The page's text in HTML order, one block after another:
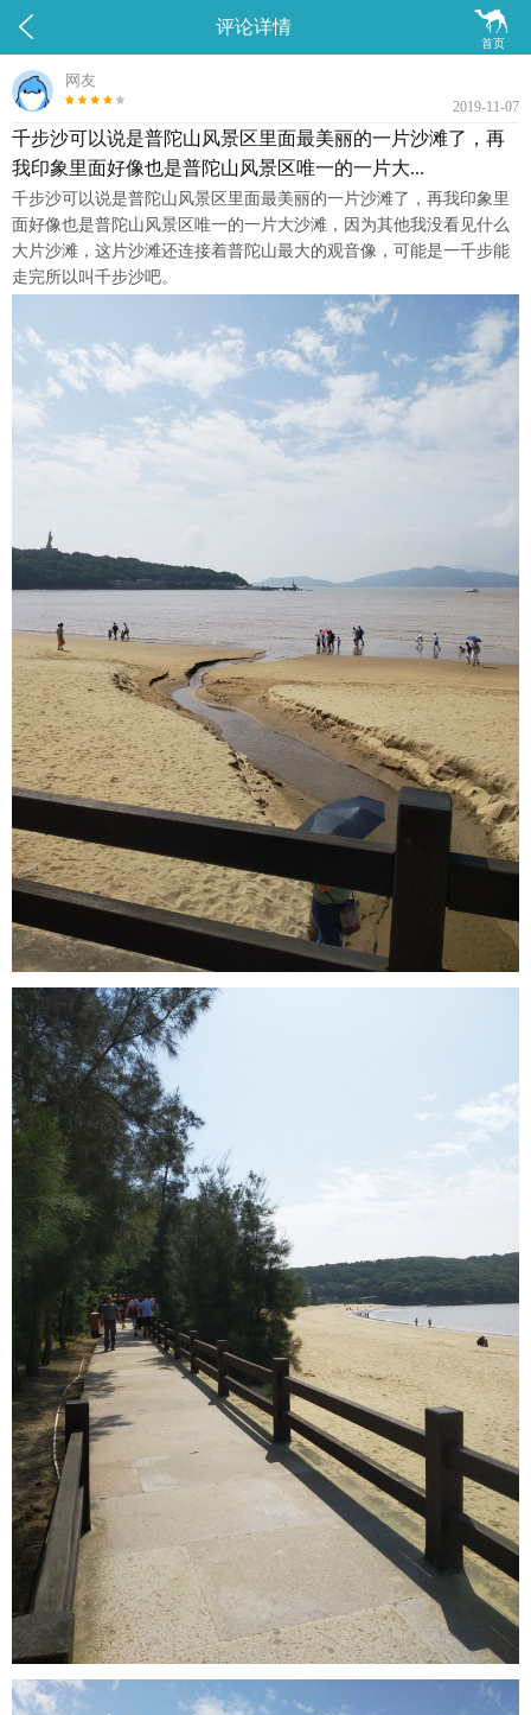
 
首页
评论详情
网友
2019-11-07
千步沙可以说是普陀山风景区里面最美丽的一片沙滩了，再
我印象里面好像也是普陀山风景区唯一的一片大...
千步沙可以说是普陀山风景区里面最美丽的一片沙滩了，再我印象里
面好像也是普陀山风景区唯一的一片大沙滩，因为其他我没看见什么
大片沙滩，这片沙滩还连接着普陀山最大的观音像，可能是一千步能
走完所以叫千步沙吧。